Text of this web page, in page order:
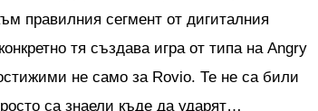
правилния сегмент от дигиталния
тя създава игра от типа на Angry
не само за Rovio. Те не са били
са знаели къде да ударят…